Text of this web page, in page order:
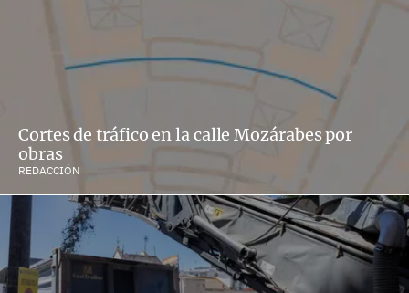
Cortes de tráfico en la calle Mozárabes por
obras
REDACCIÓN